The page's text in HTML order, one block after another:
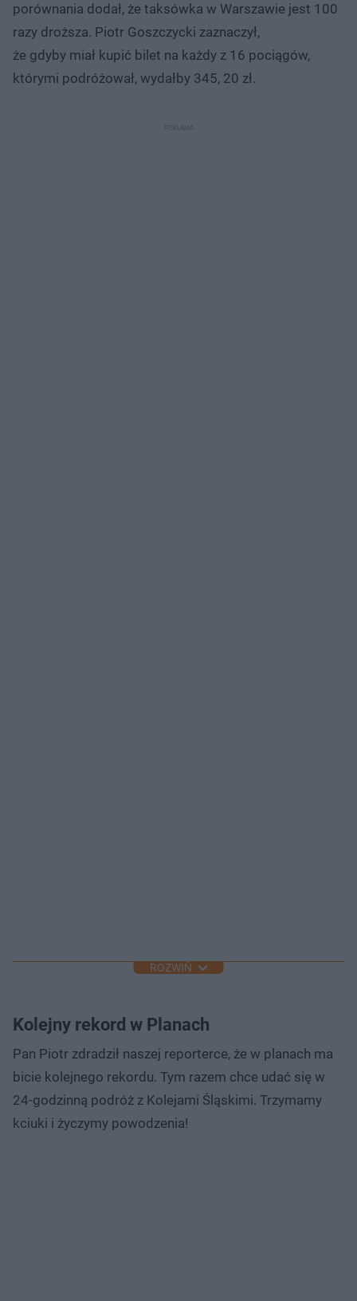
porównania dodał, że taksówka w Warszawie jest 100
razy droższa. Piotr Goszczycki zaznaczył,
że gdyby miał kupić bilet na każdy z 16 pociągów,
którymi podróżował, wydałby 345, 20 zł.
ROZWIŃ
Kolejny rekord w Planach
Pan Piotr zdradził naszej reporterce, że w planach ma
bicie kolejnego rekordu. Tym razem chce udać się w
24-godzinną podróż z Kolejami Śląskimi. Trzymamy
kciuki i życzymy powodzenia!